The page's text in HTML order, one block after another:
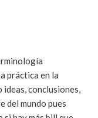
práctica en la
ideas, conclusiones,
del mundo pues